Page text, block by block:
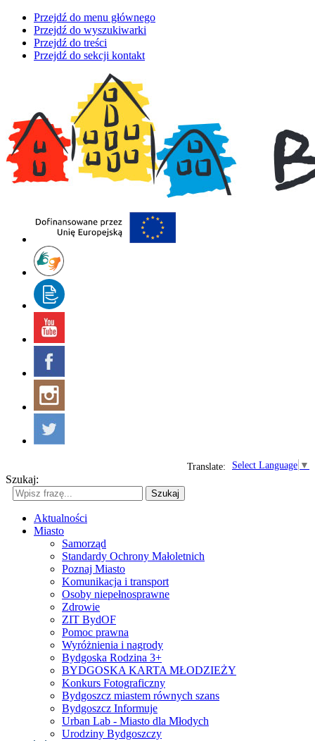
Przejdź do menu głównego
Przejdź do wyszukiwarki
Przejdź do treści
Przejdź do sekcji kontakt
Select Language ▼
Translate:
Szukaj:
Szukaj
Aktualności
Miasto
Samorząd
Standardy Ochrony Małoletnich
Poznaj Miasto
Komunikacja i transport
Osoby niepełnosprawne
Zdrowie
ZIT BydOF
Pomoc prawna
Wyróżnienia i nagrody
Bydgoska Rodzina 3+
BYDGOSKA KARTA MŁODZIEŻY
Konkurs Fotograficzny
Bydgoszcz miastem równych szans
Bydgoszcz Informuje
Urban Lab - Miasto dla Młodych
Urodziny Bydgoszczy